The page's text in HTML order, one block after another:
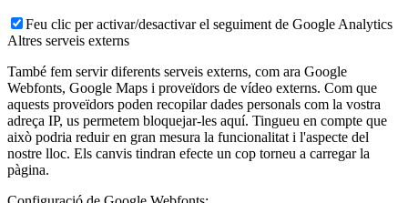
Feu clic per activar/desactivar el seguiment de Google Analytics
Altres serveis externs
També fem servir diferents serveis externs, com ara Google
Webfonts, Google Maps i proveïdors de vídeo externs. Com que
aquests proveïdors poden recopilar dades personals com la vostra
adreça IP, us permetem bloquejar-les aquí. Tingueu en compte que
això podria reduir en gran mesura la funcionalitat i l'aspecte del
nostre lloc. Els canvis tindran efecte un cop torneu a carregar la
pàgina.